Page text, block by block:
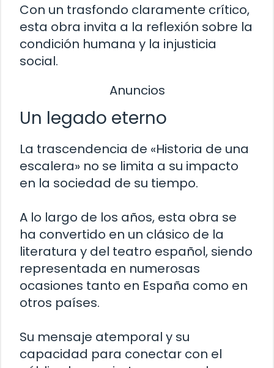
Con un trasfondo claramente crítico,
esta obra invita a la reflexión sobre la
condición humana y la injusticia
social.
Anuncios
Un legado eterno
La trascendencia de «Historia de una
escalera» no se limita a su impacto
en la sociedad de su tiempo.
A lo largo de los años, esta obra se
ha convertido en un clásico de la
literatura y del teatro español, siendo
representada en numerosas
ocasiones tanto en España como en
otros países.
Su mensaje atemporal y su
capacidad para conectar con el